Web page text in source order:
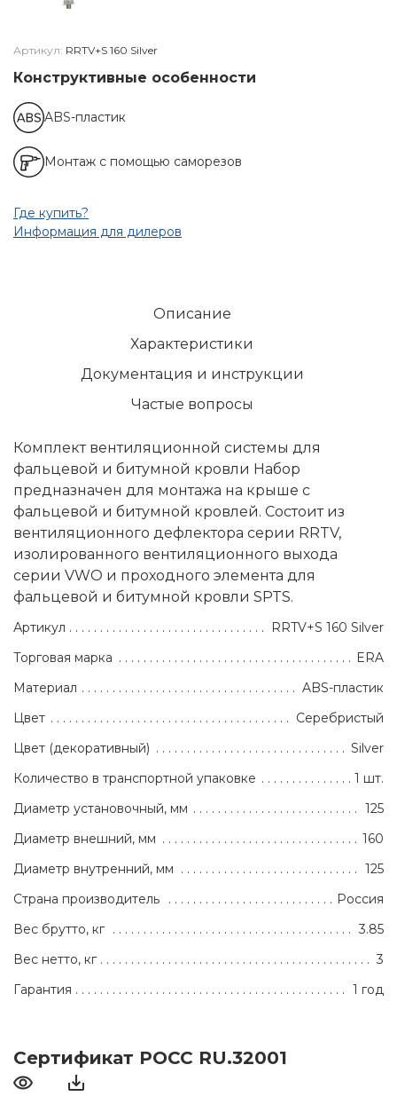
Артикул: RRTV+S 160 Silver
Конструктивные особенности
ABS-пластик
Монтаж с помощью саморезов
Где купить?
Информация для дилеров
Описание
Характеристики
Документация и инструкции
Частые вопросы
Комплект вентиляционной системы для
фальцевой и битумной кровли Набор
предназначен для монтажа на крыше с
фальцевой и битумной кровлей. Состоит из
вентиляционного дефлектора серии RRTV,
изолированного вентиляционного выхода
серии VWO и проходного элемента для
фальцевой и битумной кровли SPTS.
Артикул
RRTV+S 160 Silver
Торговая марка
ERA
Материал
ABS-пластик
Цвет
Серебристый
Цвет (декоративный)
Silver
Количество в транспортной упаковке
1 шт.
Диаметр установочный, мм
125
Диаметр внешний, мм
160
Диаметр внутренний, мм
125
Страна производитель
Россия
Вес брутто, кг
3.85
Вес нетто, кг
3
Гарантия
1 год
Сертификат РОСС RU.32001